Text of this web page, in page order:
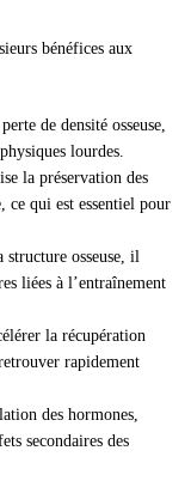
bénéfices aux
de densité osseuse,
lourdes.
la préservation des
ce qui est essentiel pour
structure osseuse, il
liées à l’entraînement
la récupération
rapidement
des hormones,
secondaires des